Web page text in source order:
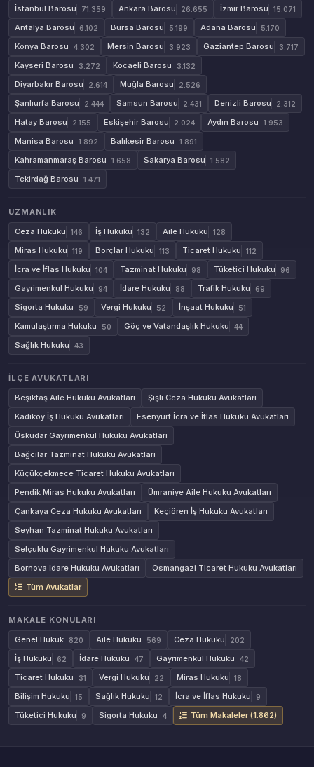
İstanbul Barosu
71.359 Ankara Barosu 26.655 İzmir Barosu 15.071
Antalya Barosu 6.102 Bursa Barosu 5.199 Adana Barosu 5.170
Konya Barosu 4.302 Mersin Barosu 3.923 Gaziantep Barosu 3.717
Kayseri Barosu 3.272 Kocaeli Barosu 3.132
Diyarbakır Barosu 2.614 Muğla Barosu 2.526
Şanlıurfa Barosu 2.444 Samsun Barosu 2.431 Denizli Barosu 2.312
Hatay Barosu 2.155 Eskişehir Barosu 2.024 Aydın Barosu 1.953
Manisa Barosu 1.892 Balıkesir Barosu 1.891
Kahramanmaraş Barosu 1.658 Sakarya Barosu 1.582
Tekirdağ Barosu 1.471
UZMANLIK
Ceza Hukuku
146 İş Hukuku 132 Aile Hukuku 128
Miras Hukuku 119 Borçlar Hukuku 113 Ticaret Hukuku 112
İcra ve İflas Hukuku 104 Tazminat Hukuku 98 Tüketici Hukuku 96
Gayrimenkul Hukuku 94 İdare Hukuku 88 Trafik Hukuku 69
Sigorta Hukuku 59 Vergi Hukuku 52 İnşaat Hukuku 51
Kamulaştırma Hukuku 50 Göç ve Vatandaşlık Hukuku 44
Sağlık Hukuku 43
İLÇE AVUKATLARI
Beşiktaş Aile Hukuku Avukatları
Şişli Ceza Hukuku Avukatları
Kadıköy İş Hukuku Avukatları
Esenyurt İcra ve İflas Hukuku Avukatları
Üsküdar Gayrimenkul Hukuku Avukatları
Bağcılar Tazminat Hukuku Avukatları
Küçükçekmece Ticaret Hukuku Avukatları
Pendik Miras Hukuku Avukatları
Ümraniye Aile Hukuku Avukatları
Çankaya Ceza Hukuku Avukatları
Keçiören İş Hukuku Avukatları
Seyhan Tazminat Hukuku Avukatları
Selçuklu Gayrimenkul Hukuku Avukatları
Bornova İdare Hukuku Avukatları
Osmangazi Ticaret Hukuku Avukatları
Tüm Avukatlar
MAKALE KONULARI
Genel Hukuk
820 Aile Hukuku 569 Ceza Hukuku 202
İş Hukuku 62 İdare Hukuku 47 Gayrimenkul Hukuku 42
Ticaret Hukuku 31 Vergi Hukuku 22 Miras Hukuku 18
Bilişim Hukuku 15 Sağlık Hukuku 12 İcra ve İflas Hukuku 9
Tüketici Hukuku 9 Sigorta Hukuku 4 Tüm Makaleler (1.862)